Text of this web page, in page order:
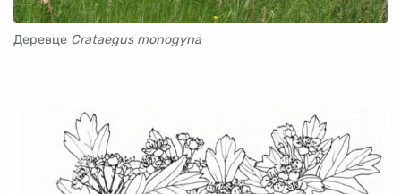
Деревце Crataegus monogyna